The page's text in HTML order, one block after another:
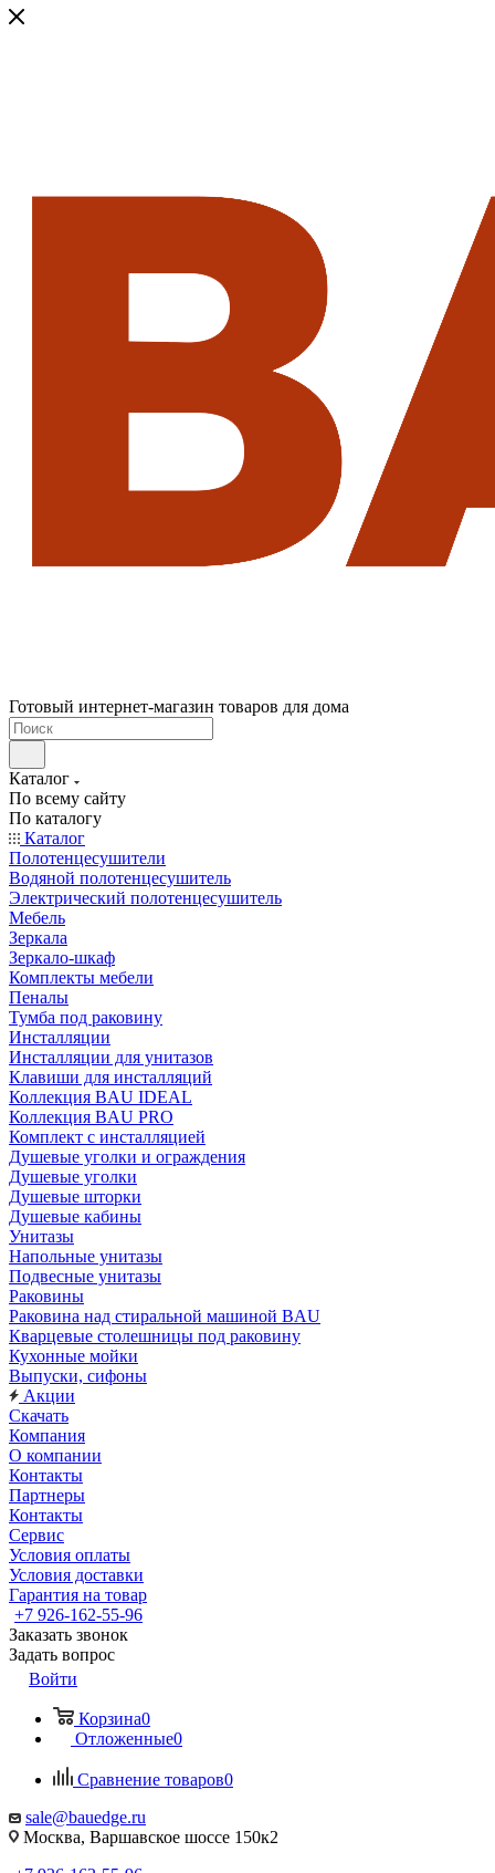
Готовый интернет-магазин товаров для дома
Каталог
По всему сайту
По каталогу
Каталог
Полотенцесушители
Водяной полотенцесушитель
Электрический полотенцесушитель
Мебель
Зеркала
Зеркало-шкаф
Комплекты мебели
Пеналы
Тумба под раковину
Инсталляции
Инсталляции для унитазов
Клавиши для инсталляций
Коллекция BAU IDEAL
Коллекция BAU PRO
Комплект с инсталляцией
Душевые уголки и ограждения
Душевые уголки
Душевые шторки
Душевые кабины
Унитазы
Напольные унитазы
Подвесные унитазы
Раковины
Раковина над стиральной машиной BAU
Кварцевые столешницы под раковину
Кухонные мойки
Выпуски, сифоны
Акции
Скачать
Компания
О компании
Контакты
Партнеры
Контакты
Сервис
Условия оплаты
Условия доставки
Гарантия на товар
+7 926-162-55-96
Заказать звонок
Задать вопрос
Войти
Корзина0
Отложенные0
Сравнение товаров0
sale@bauedge.ru
Москва, Варшавское шоссе 150к2